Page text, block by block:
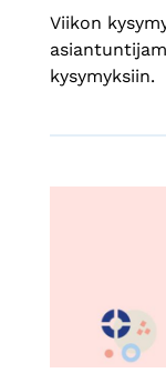
Viikon
kysymyksiin.